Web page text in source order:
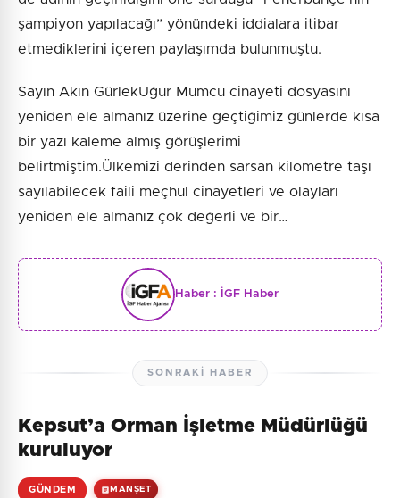
şampiyon yapılacağı” yönündeki iddialara itibar
etmediklerini içeren paylaşımda bulunmuştu.
Sayın Akın GürlekUğur Mumcu cinayeti dosyasını
yeniden ele almanız üzerine geçtiğimiz günlerde kısa
bir yazı kaleme almış görüşlerimi
belirtmiştim.Ülkemizi derinden sarsan kilometre taşı
sayılabilecek faili meçhul cinayetleri ve olayları
yeniden ele almanız çok değerli ve bir…
Haber : İGF Haber
SONRAKI HABER
Kepsut’a Orman İşletme Müdürlüğü
kuruluyor
GÜNDEM MANŞET